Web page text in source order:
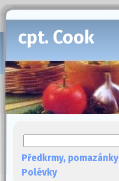
cpt. Cook
Předkrmy, pomazánky
Polévky